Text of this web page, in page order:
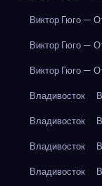
Виктор Гюго —
Виктор Гюго —
Виктор Гюго —
Владивосток
Владивосток
Владивосток
Владивосток